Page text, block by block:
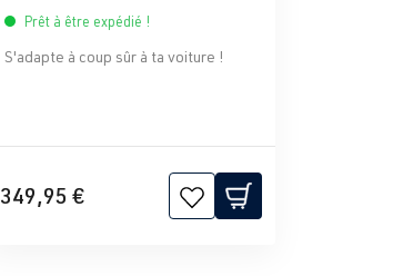
Prêt à être expédié !
S'adapte à coup sûr à ta voiture !
349,95 €